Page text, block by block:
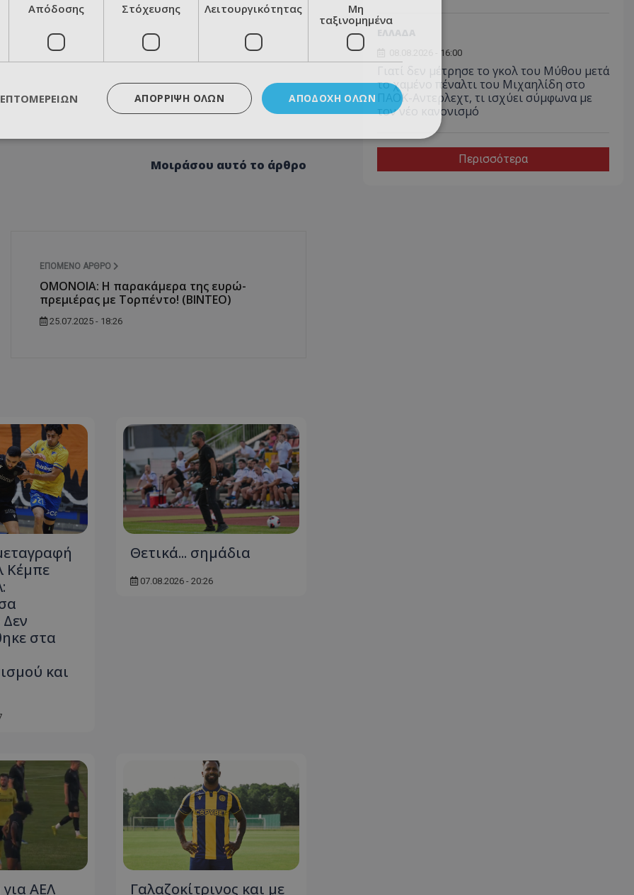
Μοιράσου αυτό το άρθρο
ΕΠΌΜΕΝΟ ΆΡΘΡΟ
ΟΜΟΝΟΙΑ: Η παρακάμερα της ευρώ-
πρεμιέρας με Τορπέντο! (ΒΙΝΤΕΟ)
25.07.2025 - 18:26
Κέμπε
στα
και
Θετικά... σημάδια
07.08.2026 - 20:26
για ΑΕΛ Γαλαζοκίτρινος και με
08.08.2026 - 16:00
Γιατί δεν μέτρησε το γκολ του Μύθου μετά
το χαμένο πέναλτι του Μιχαηλίδη στο
ΠΑΟΚ-Αντερλεχτ, τι ισχύει σύμφωνα με
τον νέο κανονισμό
Περισσότερα
Απόδοσης Στόχευσης Λειτουργικότητας
Μη
ταξινομημένα
ΑΠΟΔΟΧΉ ΌΛΩΝ
ΑΠΌΡΡΙΨΗ ΌΛΩΝ